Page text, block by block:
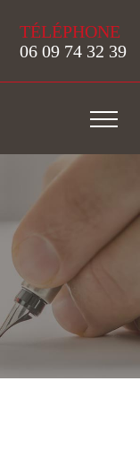
TÉLÉPHONE
06 09 74 32 39